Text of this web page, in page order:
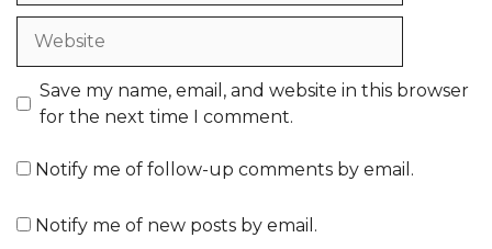
Save my name, email, and website in this browser
for the next time I comment.
Notify me of follow-up comments by email.
Notify me of new posts by email.